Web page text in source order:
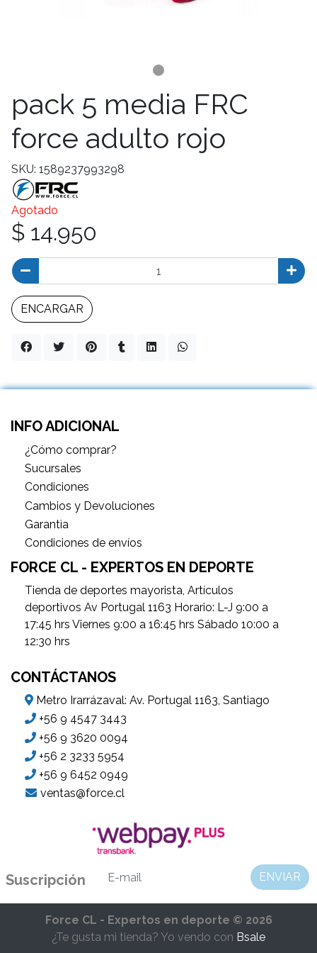
pack 5 media FRC
force adulto rojo
SKU: 1589237993298
Agotado
$ 14.950
ENCARGAR
INFO ADICIONAL
¿Cómo comprar?
Sucursales
Condiciones
Cambios y Devoluciones
Garantìa
Condiciones de envíos
FORCE CL - EXPERTOS EN DEPORTE
Tienda de deportes mayorista, Artículos
deportivos Av Portugal 1163 Horario: L-J 9:00 a
17:45 hrs Viernes 9:00 a 16:45 hrs Sábado 10:00 a
12:30 hrs
CONTÁCTANOS
Metro Irarrázaval: Av. Portugal 1163, Santiago
+56 9 4547 3443
+56 9 3620 0094
+56 2 3233 5954
+56 9 6452 0949
ventas@force.cl
Suscripción ENVIAR
Force CL - Expertos en deporte © 2026
¿Te gusta mi tienda? Yo vendo con Bsale